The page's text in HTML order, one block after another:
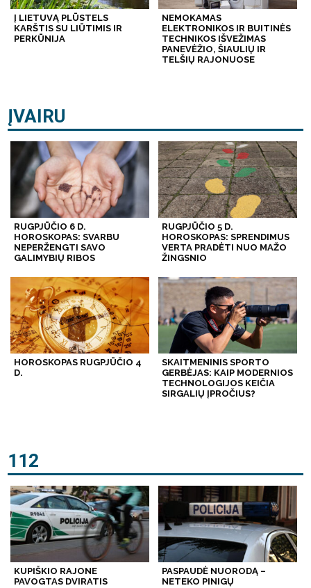
Į LIETUVĄ PLŪSTELS
KARŠTIS SU LIŪTIMIS IR
PERKŪNIJA
NEMOKAMAS
ELEKTRONIKOS IR BUITINĖS
TECHNIKOS IŠVEŽIMAS
PANEVĖŽIO, ŠIAULIŲ IR
TELŠIŲ RAJONUOSE
ĮVAIRU
RUGPJŪČIO 6 D.
HOROSKOPAS: SVARBU
NEPERŽENGTI SAVO
GALIMYBIŲ RIBOS
RUGPJŪČIO 5 D.
HOROSKOPAS: SPRENDIMUS
VERTA PRADĖTI NUO MAŽO
ŽINGSNIO
HOROSKOPAS RUGPJŪČIO 4
D.
SKAITMENINIS SPORTO
GERBĖJAS: KAIP MODERNIOS
TECHNOLOGIJOS KEIČIA
SIRGALIŲ ĮPROČIUS?
112
KUPIŠKIO RAJONE
PAVOGTAS DVIRATIS
PASPAUDĖ NUORODĄ –
NETEKO PINIGŲ